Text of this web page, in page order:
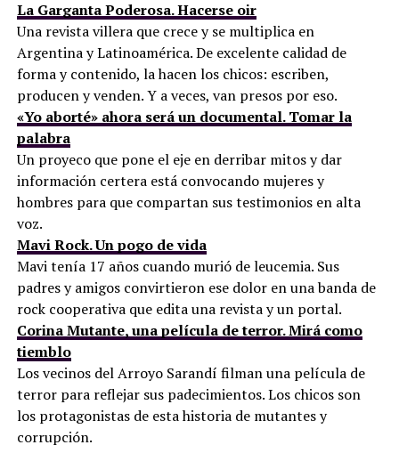
La Garganta Poderosa. Hacerse oir
Una revista villera que crece y se multiplica en
Argentina y Latinoamérica. De excelente calidad de
forma y contenido, la hacen los chicos: escriben,
producen y venden. Y a veces, van presos por eso.
«Yo aborté» ahora será un documental. Tomar la
palabra
Un proyeco que pone el eje en derribar mitos y dar
información certera está convocando mujeres y
hombres para que compartan sus testimonios en alta
voz.
Mavi Rock. Un pogo de vida
Mavi tenía 17 años cuando murió de leucemia. Sus
padres y amigos convirtieron ese dolor en una banda de
rock cooperativa que edita una revista y un portal.
Corina Mutante, una película de terror. Mirá como
tiemblo
Los vecinos del Arroyo Sarandí filman una película de
terror para reflejar sus padecimientos. Los chicos son
los protagonistas de esta historia de mutantes y
corrupción.